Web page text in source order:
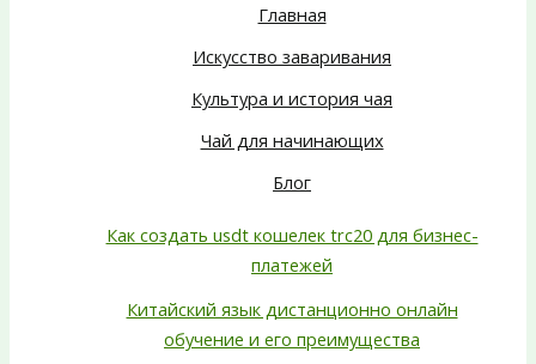
Главная
Искусство заваривания
Культура и история чая
Чай для начинающих
Блог
Как создать usdt кошелек trc20 для бизнес-
платежей
Китайский язык дистанционно онлайн
обучение и его преимущества